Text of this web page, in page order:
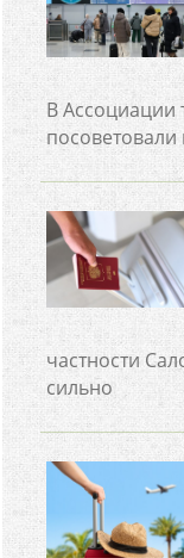
В Ассоциации
частности
сильно